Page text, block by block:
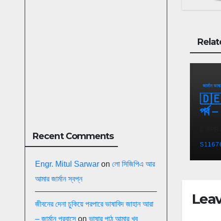
Recent Comments
Engr. Mitul Sarwar on লো সিজিপিএ আর
আমার জার্মান স্বপ্ন
জীবনের দেনা চুকিয়ে পরপারে ভাষাবিদ জাহান আরা
– জার্মান প্রবাসেon ভাষার পাঠ আমার খুব
জার্মান ভাষা
🇩🇪
পর্ব